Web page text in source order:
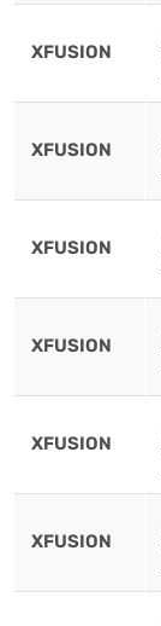
XFUSION
XFUSION
XFUSION
XFUSION
XFUSION
XFUSION